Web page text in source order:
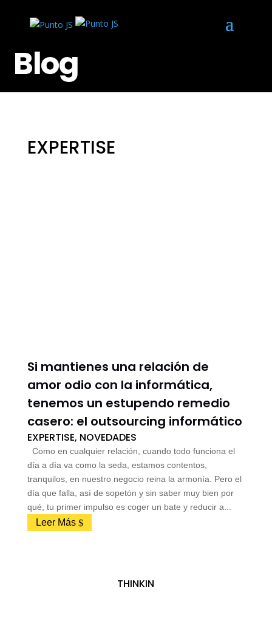
Blog
EXPERTISE
Si mantienes una relación de
amor odio con la informática,
tenemos un estupendo remedio
casero: el outsourcing informático
EXPERTISE, NOVEDADES
Como en cualquier relación, cuando todo funciona el
día a día va como la seda, estamos contentos,
tranquilos, en nuestro negocio reina la armonía. Pero el
día que falla, así de sopetón y sin saber muy bien por
qué, tu primer impulso es coger un bate y reducir a...
Leer Más
THINKIN